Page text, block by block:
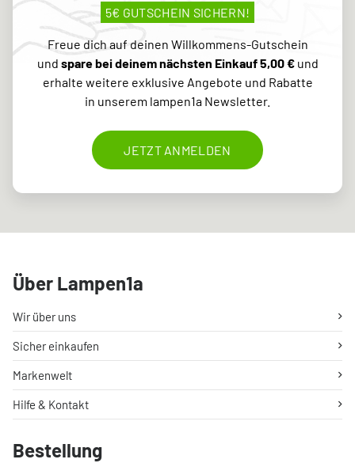
5€ GUTSCHEIN SICHERN!
Freue dich auf deinen Willkommens-Gutschein
und spare bei deinem nächsten Einkauf 5,00 €und
erhalte weitere exklusive Angebote und Rabatte
in unserem lampen1a Newsletter.
JETZT ANMELDEN
Über Lampen1a
Wir über uns
Sicher einkaufen
Markenwelt
Hilfe & Kontakt
Bestellung